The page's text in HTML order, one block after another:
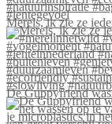
Merels, ik zie ze
De Guppyfriend